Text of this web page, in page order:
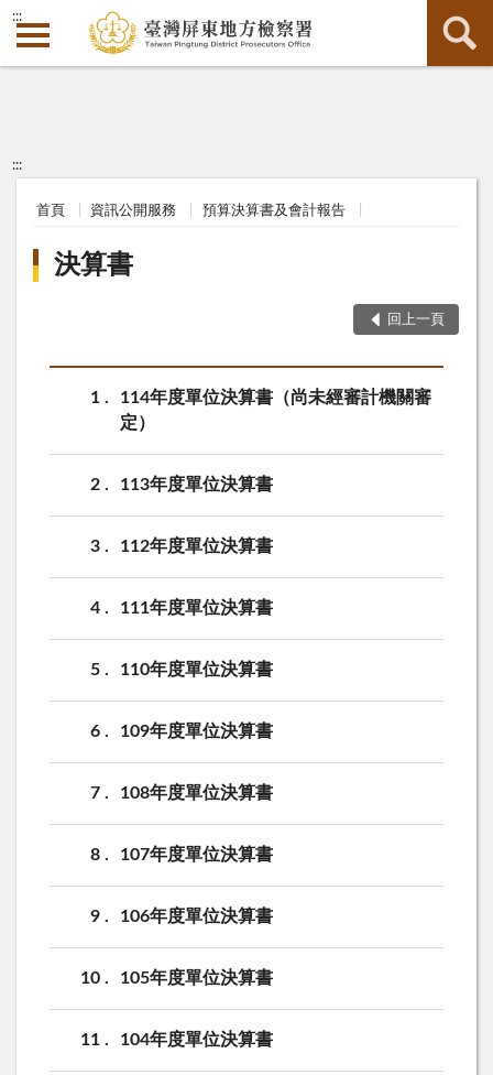
:::
:::
首頁 資訊公開服務 預算決算書及會計報告
決算書
回上一頁
1
114年度單位決算書（尚未經審計機關審
定）
2 113年度單位決算書
3 112年度單位決算書
4 111年度單位決算書
5 110年度單位決算書
6 109年度單位決算書
7 108年度單位決算書
8 107年度單位決算書
9 106年度單位決算書
10 105年度單位決算書
11 104年度單位決算書